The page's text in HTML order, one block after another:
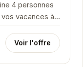
4 personnes
vacances à
un...
Voir l'offre